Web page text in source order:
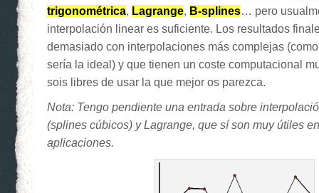
trigonométrica, Lagrange, B-splines… pero
interpolación linear es suficiente. Los resultados
demasiado con interpolaciones más complejas
sería la ideal) y que tienen un coste computacional
sois libres de usar la que mejor os parezca.
Nota: Tengo pendiente una entrada sobre
(splines cúbicos) y Lagrange, que sí son muy útiles
aplicaciones.